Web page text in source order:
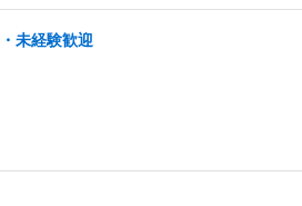
未経験歓迎